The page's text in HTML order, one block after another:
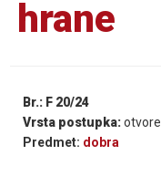
hrane
Br.: F 20/24
Vrsta postupka:
Predmet: dobra